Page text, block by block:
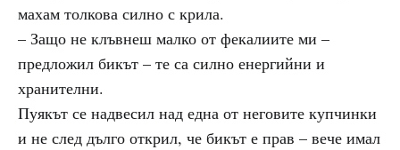
махам толкова силно с крила.
– Защо не клъвнеш малко от фекалиите ми –
предложил бикът – те са силно енергийни и
хранителни.
Пуякът се надвесил над една от неговите купчинки
и не след дълго открил, че бикът е прав – вече имал